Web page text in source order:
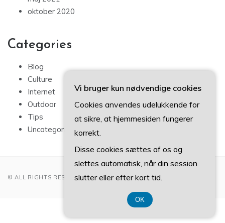
oktober 2020
Categories
Blog
Culture
Internet
Outdoor
Tips
Uncategorized
© ALL RIGHTS RESERVED 2022
Vi bruger kun nødvendige cookies
Cookies anvendes udelukkende for
at sikre, at hjemmesiden fungerer
korrekt.
Disse cookies sættes af os og
slettes automatisk, når din session
slutter eller efter kort tid.
OK